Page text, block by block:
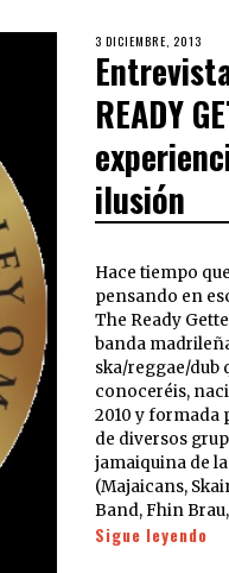
3 DICIEMBRE, 2013
READY
ilusión
Hace tiempo
pensando en
The Ready
banda
ska/reggae/dub
conoceréis,
2010 y formada
de diversos
jamaiquina de
(Majaicans,
Band, Fhin
Sigue leyendo